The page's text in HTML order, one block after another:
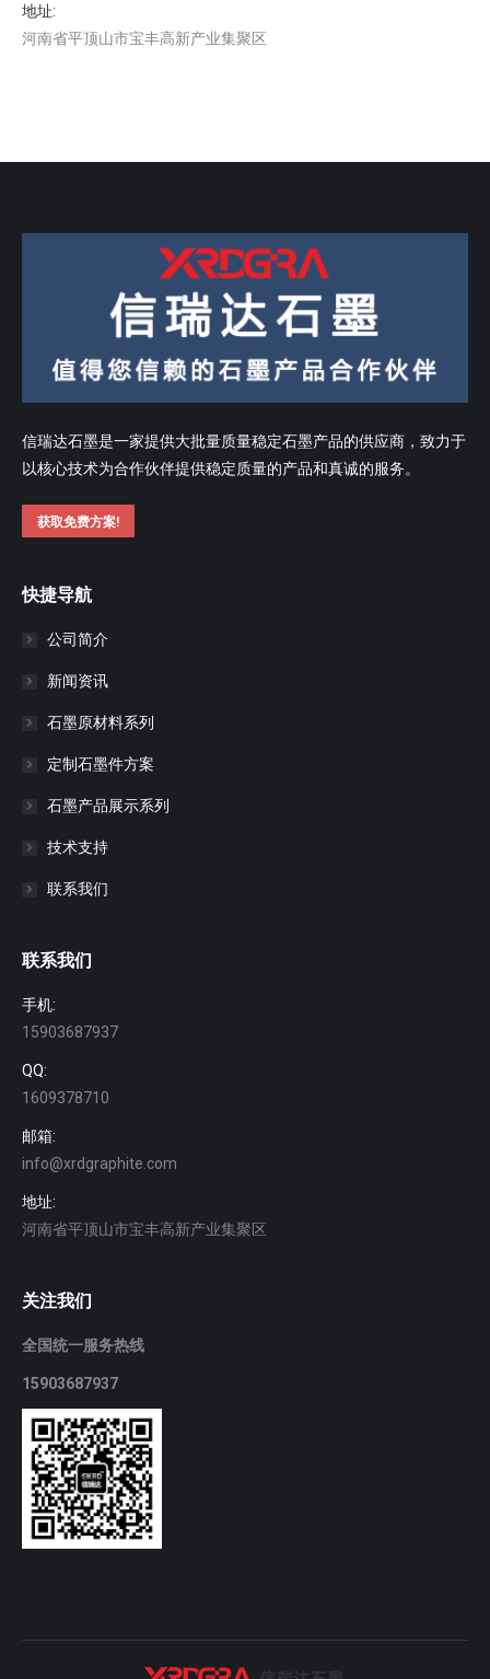
地址:
河南省平顶山市宝丰高新产业集聚区
信瑞达石墨是一家提供大批量质量稳定石墨产品的供应商，致力于
以核心技术为合作伙伴提供稳定质量的产品和真诚的服务。
获取免费方案!
快捷导航
公司简介
新闻资讯
石墨原材料系列
定制石墨件方案
石墨产品展示系列
技术支持
联系我们
联系我们
手机:
15903687937
QQ:
1609378710
邮箱:
info@xrdgraphite.com
地址:
河南省平顶山市宝丰高新产业集聚区
关注我们
全国统一服务热线
15903687937